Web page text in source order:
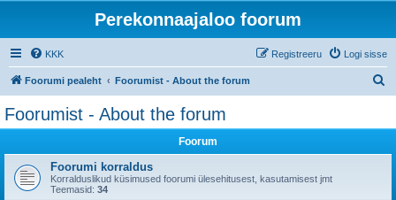
Perekonnaajaloo foorum
KKK Logi sisse
Registreeru
Foorumi pealeht Foorumist - About the forum
Foorumist - About the forum
Foorum
Foorumi korraldus
Korralduslikud küsimused foorumi ülesehitusest, kasutamisest jmt
Teemasid: 34